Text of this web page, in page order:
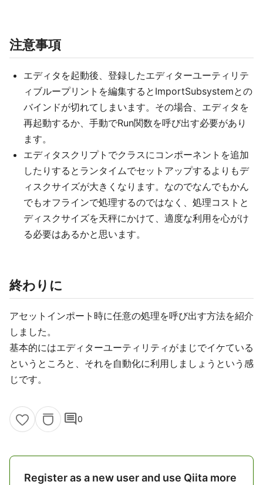
注意事項
エディタを起動後、登録したエディターユーティリテ
ィブループリントを編集するとImportSubsystemとの
バインドが切れてしまいます。その場合、エディタを
再起動するか、手動でRun関数を呼び出す必要があり
ます。
エディタスクリプトでクラスにコンポーネントを追加
したりするとランタイムでセットアップするよりもデ
ィスクサイズが大きくなります。なのでなんでもかん
でもオフラインで処理するのではなく、処理コストと
ディスクサイズを天秤にかけて、適度な利用を心がけ
る必要はあるかと思います。
終わりに
アセットインポート時に任意の処理を呼び出す方法を紹介
しました。
基本的にはエディターユーティリティがまじでイケている
というところと、それを自動化に利用しましょうという感
じです。
comment0
Register as a new user and use Qiita more